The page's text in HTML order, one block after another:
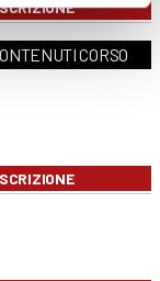
CORSO